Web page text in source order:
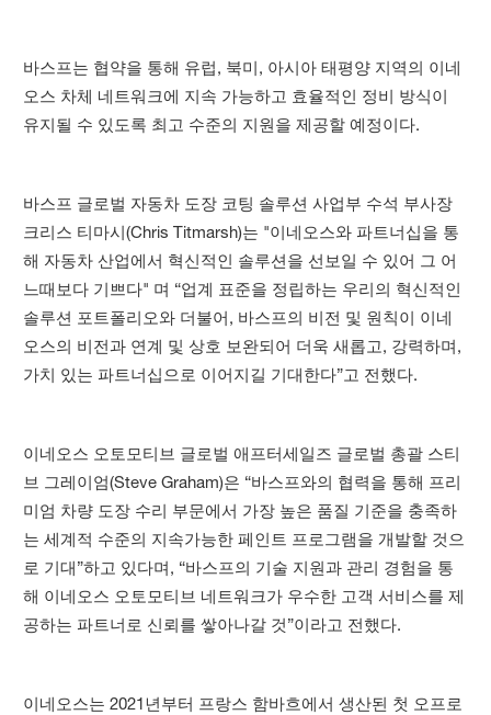
바스프는 협약을 통해 유럽, 북미, 아시아 태평양 지역의 이네
오스 차체 네트워크에 지속 가능하고 효율적인 정비 방식이
유지될 수 있도록 최고 수준의 지원을 제공할 예정이다.
바스프 글로벌 자동차 도장 코팅 솔루션 사업부 수석 부사장
크리스 티마시(Chris Titmarsh)는 "이네오스와 파트너십을 통
해 자동차 산업에서 혁신적인 솔루션을 선보일 수 있어 그 어
느때보다 기쁘다" 며 “업계 표준을 정립하는 우리의 혁신적인
솔루션 포트폴리오와 더불어, 바스프의 비전 및 원칙이 이네
오스의 비전과 연계 및 상호 보완되어 더욱 새롭고, 강력하며,
가치 있는 파트너십으로 이어지길 기대한다”고 전했다.
이네오스 오토모티브 글로벌 애프터세일즈 글로벌 총괄 스티
브 그레이엄(Steve Graham)은 “바스프와의 협력을 통해 프리
미엄 차량 도장 수리 부문에서 가장 높은 품질 기준을 충족하
는 세계적 수준의 지속가능한 페인트 프로그램을 개발할 것으
로 기대”하고 있다며, “바스프의 기술 지원과 관리 경험을 통
해 이네오스 오토모티브 네트워크가 우수한 고객 서비스를 제
공하는 파트너로 신뢰를 쌓아나갈 것”이라고 전했다.
이네오스는 2021년부터 프랑스 함바흐에서 생산된 첫 오프로